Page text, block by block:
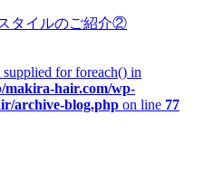
タイルのご紹介②
for foreach() in
makira-hair.com/wp-
archive-blog.php on line 77